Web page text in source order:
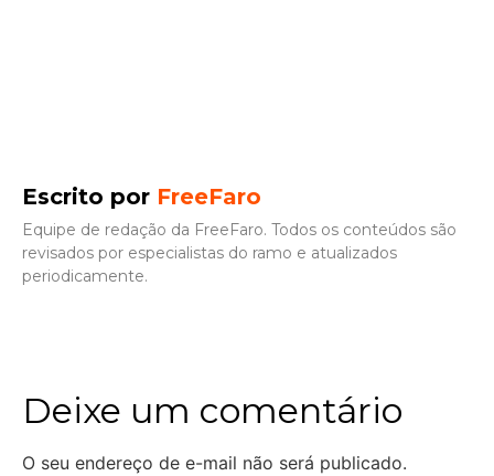
Escrito por FreeFaro
Equipe de redação da FreeFaro. Todos os conteúdos são
revisados por especialistas do ramo e atualizados
periodicamente.
Deixe um comentário
O seu endereço de e-mail não será publicado.